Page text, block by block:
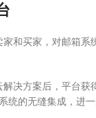
和买家，对邮箱
决方案后，平台
统的无缝集成，进